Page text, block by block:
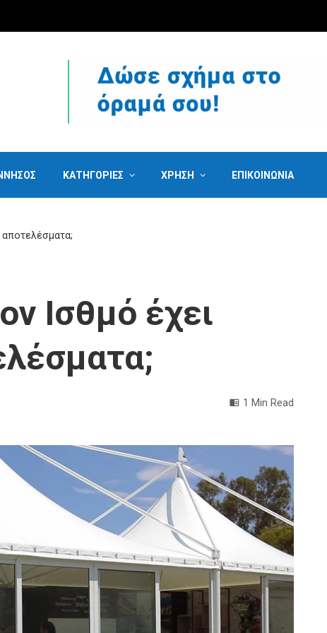
ΚΑΤΗΓΟΡΙΕΣ ΧΡΗΣΗ ΕΠΙΚΟΙΝΩΝΙΑ
Ισθμό έχει
1 Min Read